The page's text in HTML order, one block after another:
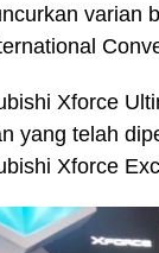
varian
Xforce
yang telah
Xforce